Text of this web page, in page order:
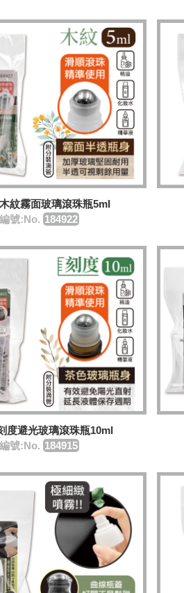
紋霧面玻璃滾珠瓶5ml
編號:No. 184922
度避光玻璃滾珠瓶10ml
編號:No. 184915